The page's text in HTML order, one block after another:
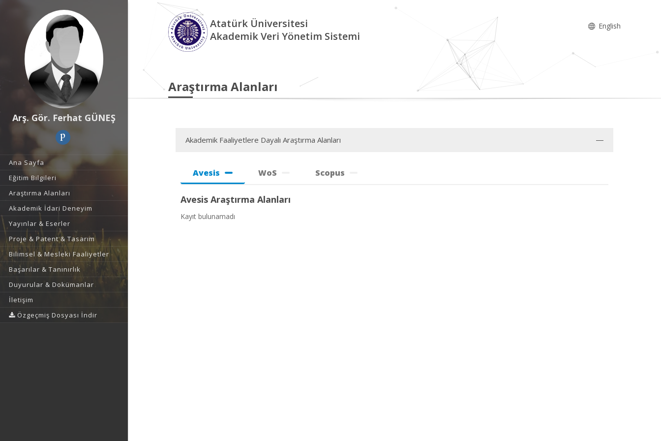
Arş. Gör. Ferhat GÜNEŞ
Ana Sayfa
Eğitim Bilgileri
Araştırma Alanları
Akademik İdari Deneyim
Yayınlar & Eserler
Proje & Patent & Tasarım
Bilimsel & Mesleki Faaliyetler
Başarılar & Tanınırlık
Duyurular & Dokümanlar
İletişim
Özgeçmiş Dosyası İndir
Atatürk Üniversitesi
Akademik Veri Yönetim Sistemi
English
Araştırma Alanları
Akademik Faaliyetlere Dayalı Araştırma Alanları
Avesis WoS Scopus
Avesis Araştırma Alanları
Kayıt bulunamadı